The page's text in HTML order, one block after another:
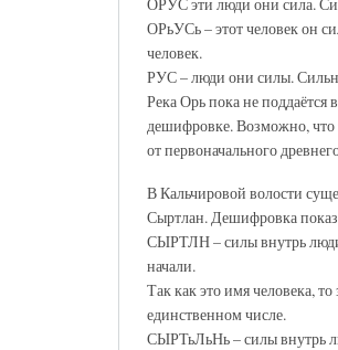
ОРьУСь – этот человек он
человек.
РУС – люди они силы.
Река Орь пока не поддаётся
дешифровке. Возможно, что
от первоначального
В Кальчировой волости
Сыртлан. Дешифровка
СЫРТЛН – силы внутрь
начали.
Так как это имя человека,
единственном числе.
СЫРТьЛьНь – силы внутрь